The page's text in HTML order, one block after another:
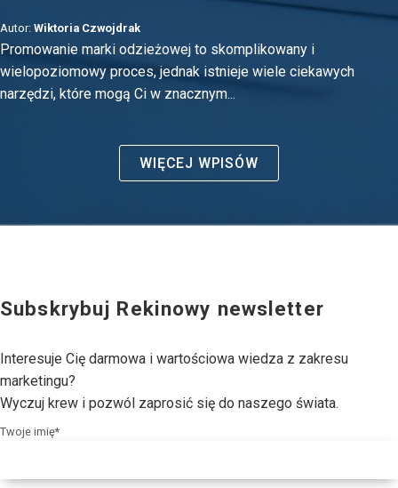
Autor: Wiktoria Czwojdrak
Promowanie marki odzieżowej to skomplikowany i
wielopoziomowy proces, jednak istnieje wiele ciekawych
narzędzi, które mogą Ci w znacznym...
WIĘCEJ WPISÓW
Subskrybuj Rekinowy newsletter
Interesuje Cię darmowa i wartościowa wiedza z zakresu
marketingu?
Wyczuj krew i pozwól zaprosić się do naszego świata.
Twoje imię*